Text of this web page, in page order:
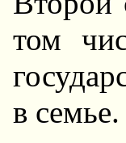
том
в